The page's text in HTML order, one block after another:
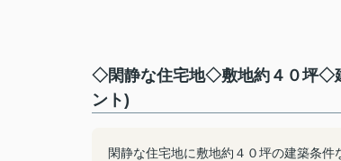
◇閑静な住宅地◇敷地約４０坪◇
ント)
閑静な住宅地に敷地約４０坪の建築条